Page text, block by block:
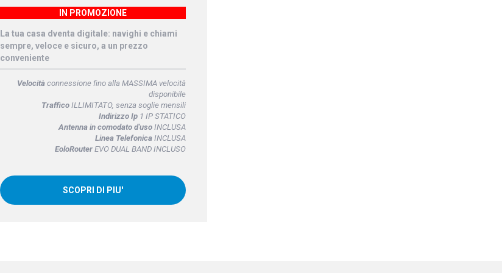
IN PROMOZIONE
La tua casa dventa digitale: navighi e chiami
sempre, veloce e sicuro, a un prezzo
conveniente
Velocitàconnessione fino alla MASSIMA velocità
disponibile
TrafficoILLIMITATO, senza soglie mensili
Indirizzo Ip1 IP STATICO
Antenna in comodato d'usoINCLUSA
Linea TelefonicaINCLUSA
EoloRouterEVO DUAL BAND INCLUSO
SCOPRI DI PIU'